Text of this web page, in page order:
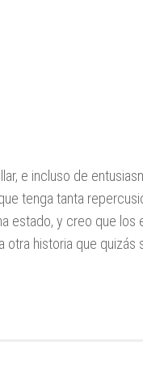
e incluso de
tenga tanta
estado, y creo que
otra historia que quizás